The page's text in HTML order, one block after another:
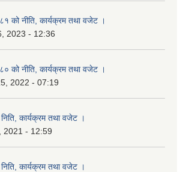
को नीति, कार्यक्रम तथा वजेट ।
2023 - 12:36
को नीति, कार्यक्रम तथा वजेट ।
2022 - 07:19
कार्यक्रम तथा वजेट ।
2021 - 12:59
कार्यक्रम तथा वजेट ।